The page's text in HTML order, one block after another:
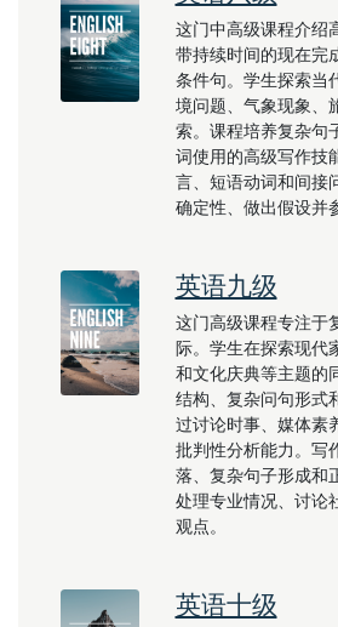
这门中高级课程介绍
带持续时间的现在完
条件句。学生探索当
境问题、气象现象、
索。课程培养复杂句
词使用的高级写作技
言、短语动词和间接
确定性、做出假设并
英语九级
这门高级课程专注于
际。学生在探索现代
和文化庆典等主题的
结构、复杂问句形式
过讨论时事、媒体素
批判性分析能力。写
落、复杂句子形成和
处理专业情况、讨论
观点。
英语十级